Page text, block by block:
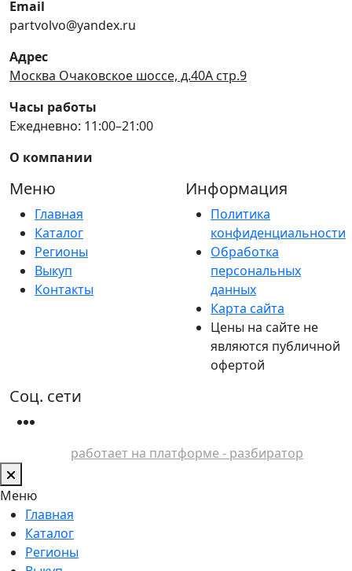
Email
partvolvo@yandex.ru
Адрес
Москва Очаковское шоссе, д.40А стр.9
Часы работы
Ежедневно: 11:00–21:00
О компании
Меню
Главная
Каталог
Регионы
Выкуп
Контакты
Информация
Политика
конфиденциальности
Обработка
персональных
данных
Карта сайта
Цены на сайте не
являются публичной
офертой
Соц. сети
работает на платформе - разбиратор
Меню
Главная
Каталог
Регионы